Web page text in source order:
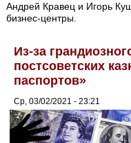
Андрей Кравец и Игорь
бизнес-центры.
Из-за
постсоветских
паспортов»
Ср, 03/02/2021 - 23:21